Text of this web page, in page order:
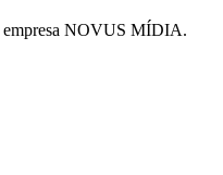
NOVUS MÍDIA.